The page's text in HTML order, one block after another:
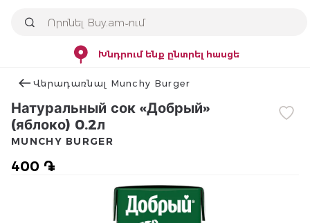
Խնդրում ենք ընտրել հասցե
Վերադառնալ Munchy Burger
Натуральный сок «Добрый»
(яблоко) 0.2л
400 ֏
MUNCHY BURGER